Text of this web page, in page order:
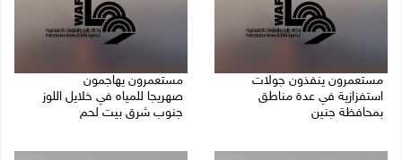
مستعمرون ينفذون جولات
استفزازية في عدة مناطق
بمحافظة جنين
مستعمرون يهاجمون
صهريجا للمياه في خلايل اللوز
جنوب شرق بيت لحم